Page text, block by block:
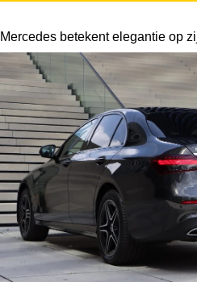
Mercedes betekent elegantie op